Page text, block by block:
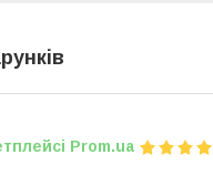
Prom.ua